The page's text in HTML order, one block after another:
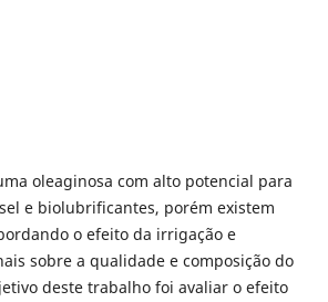
oleaginosa com alto potencial para
e biolubrificantes, porém existem
o efeito da irrigação e
sobre a qualidade e composição do
deste trabalho foi avaliar o efeito